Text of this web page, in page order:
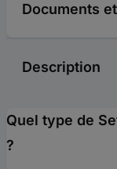
Documents
Description
Quel type de
?